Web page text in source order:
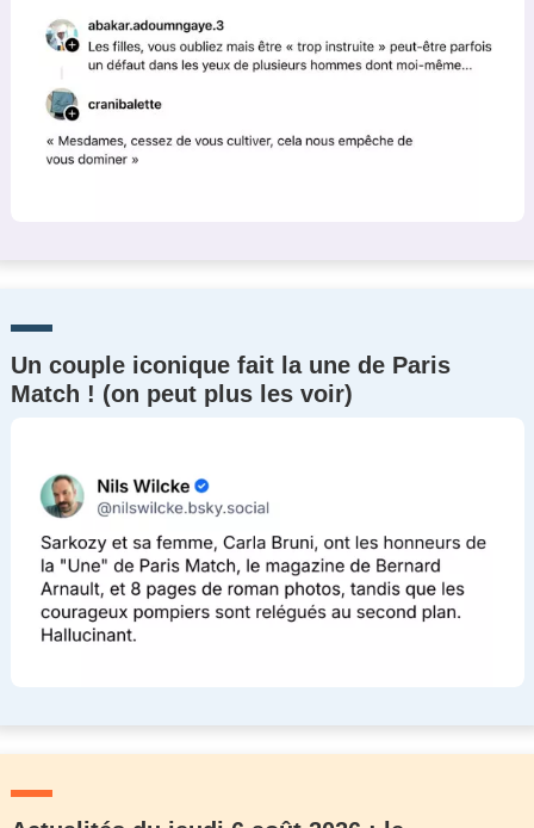
Un couple iconique fait la une de Paris
Match ! (on peut plus les voir)